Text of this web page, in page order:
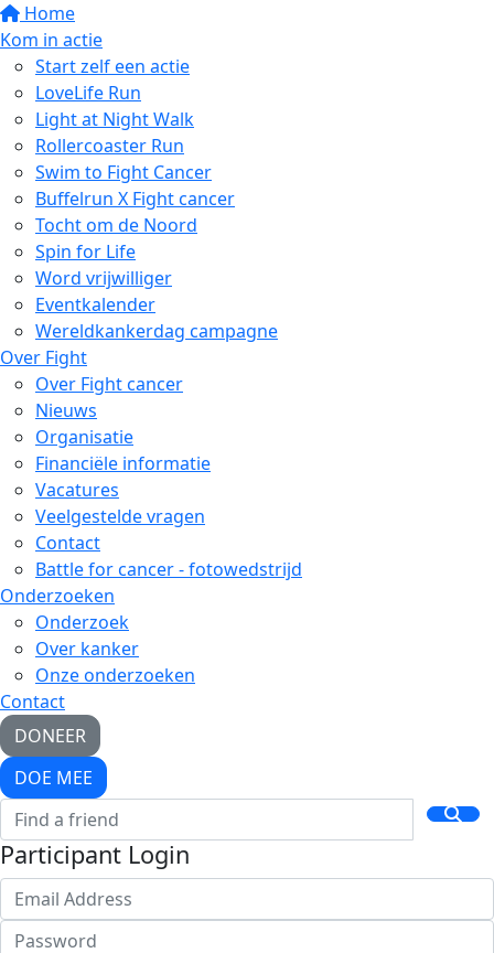
Home
Kom in actie
Start zelf een actie
LoveLife Run
Light at Night Walk
Rollercoaster Run
Swim to Fight Cancer
Buffelrun X Fight cancer
Tocht om de Noord
Spin for Life
Word vrijwilliger
Eventkalender
Wereldkankerdag campagne
Over Fight
Over Fight cancer
Nieuws
Organisatie
Financiële informatie
Vacatures
Veelgestelde vragen
Contact
Battle for cancer - fotowedstrijd
Onderzoeken
Onderzoek
Over kanker
Onze onderzoeken
Contact
DONEER
DOE MEE
Participant Login